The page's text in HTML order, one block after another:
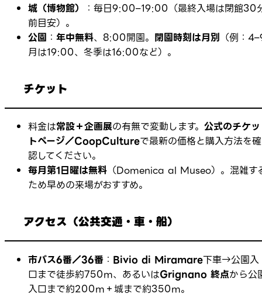
城（博物館）
：毎日9:00–19:00（最終入場は閉館30
前目安）。
公園 ： 年中無料、8:00開園。 閉園時刻は月別 （例：
月は19:00、冬季は16:00など）。
チケット
料金は常設＋企画展の有無で変動します。 公式のチケッ
トページ／CoopCultureで最新の価格と購入方法を確
認してください。
毎月第1日曜は無料 （Domenica al Museo）。混雑す
ため早めの来場がおすすめ。
アクセス（公共交通・車・船）
市バス6番／36番 ： Bivio di Miramare下車→公園入
口まで徒歩約750m、あるいはGrignano 終点から公
入口まで約200m＋城まで約350m。